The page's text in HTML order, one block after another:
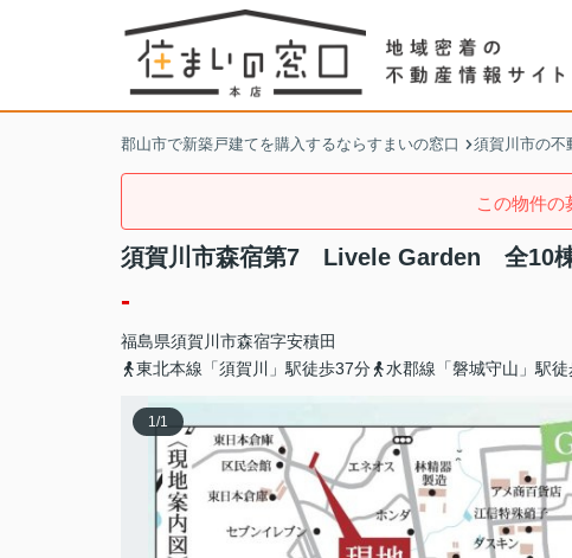
郡山市で新築戸建てを購入するならすまいの窓口 須賀川市の不
この物件の
須賀川市森宿第7 Livele Garden 全10
-
福島県須賀川市森宿字安積田
東北本線「須賀川」駅徒歩37分
水郡線「磐城守山」駅
1/1